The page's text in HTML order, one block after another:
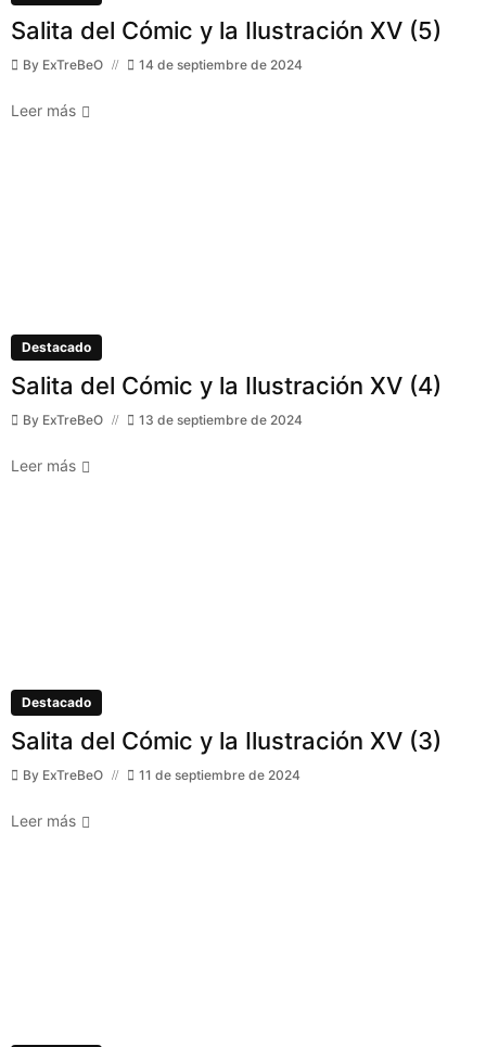
Salita del Cómic y la Ilustración XV (5)
By ExTreBeO 14 de septiembre de 2024
Leer más
Destacado
Salita del Cómic y la Ilustración XV (4)
By ExTreBeO 13 de septiembre de 2024
Leer más
Destacado
Salita del Cómic y la Ilustración XV (3)
By ExTreBeO 11 de septiembre de 2024
Leer más